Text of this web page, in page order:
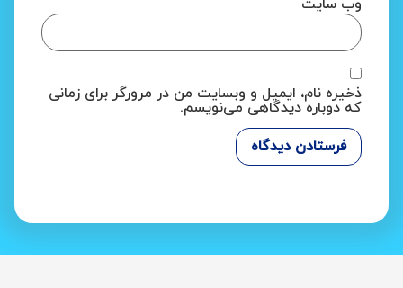
وب‌ سایت
ذخیره نام، ایمیل و وبسایت من در مرورگر برای زمانی
که دوباره دیدگاهی می‌نویسم.